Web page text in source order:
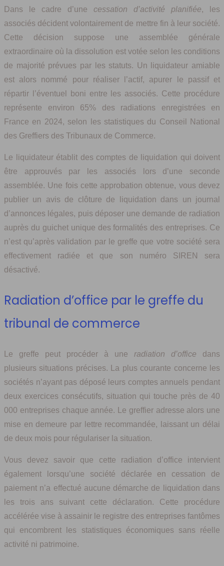
Dans le cadre d’une cessation d’activité planifiée, les
associés décident volontairement de mettre fin à leur société.
Cette décision suppose une assemblée générale
extraordinaire où la dissolution est votée selon les conditions
de majorité prévues par les statuts. Un liquidateur amiable
est alors nommé pour réaliser l’actif, apurer le passif et
répartir l’éventuel boni entre les associés. Cette procédure
représente environ 65% des radiations enregistrées en
France en 2024, selon les statistiques du Conseil National
des Greffiers des Tribunaux de Commerce.
Le liquidateur établit des comptes de liquidation qui doivent
être approuvés par les associés lors d’une seconde
assemblée. Une fois cette approbation obtenue, vous devez
publier un avis de clôture de liquidation dans un journal
d’annonces légales, puis déposer une demande de radiation
auprès du guichet unique des formalités des entreprises. Ce
n’est qu’après validation par le greffe que votre société sera
effectivement radiée et que son numéro SIREN sera
désactivé.
Radiation d’office par le greffe du
tribunal de commerce
Le greffe peut procéder à une radiation d’office dans
plusieurs situations précises. La plus courante concerne les
sociétés n’ayant pas déposé leurs comptes annuels pendant
deux exercices consécutifs, situation qui touche près de 40
000 entreprises chaque année. Le greffier adresse alors une
mise en demeure par lettre recommandée, laissant un délai
de deux mois pour régulariser la situation.
Vous devez savoir que cette radiation d’office intervient
également lorsqu’une société déclarée en cessation de
paiement n’a effectué aucune démarche de liquidation dans
les trois ans suivant cette déclaration. Cette procédure
accélérée vise à assainir le registre des entreprises fantômes
qui encombrent les statistiques économiques sans réelle
activité ni patrimoine.